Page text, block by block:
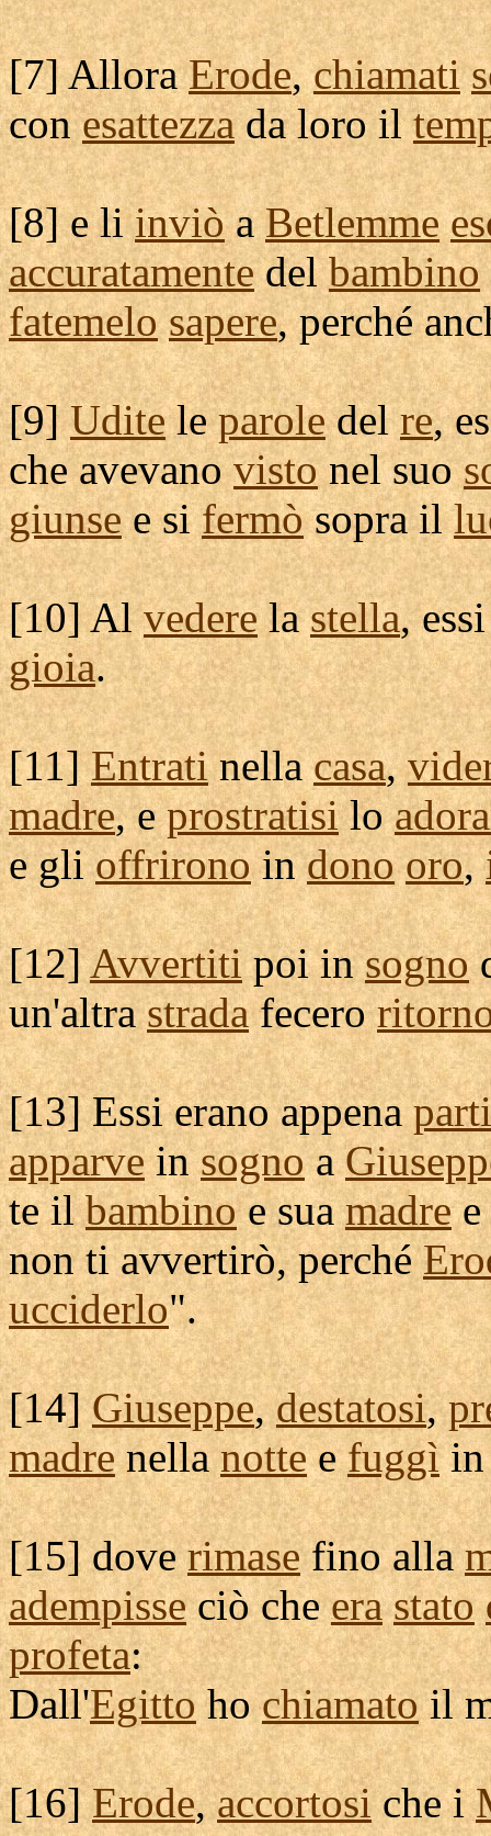
[7] AlloraErode,chiamati
conesattezzada loro il
[8] e liinviòaBetlemme
accuratamentedelbambino
fatemelo sapere, perché
[9]Uditeleparoledelre,
che avevanovistonel suo
giunsee sifermòsopra il
[10] Alvederelastella,
gioia.
[11]Entratinellacasa,
madre, eprostratisilo
e glioffrironoindono oro,
[12]Avvertitipoi insogno
un'altrastradafecero
[13] Essi erano appena
apparveinsognoa
te ilbambinoe suamadree
non tiavvertirò, perché
ucciderlo".
[14]Giuseppe,destatosi,
madrenellanotteefuggì
[15] doverimasefino alla
adempisseciò cheera stato
profeta:
Dall'Egittohochiamatoil
[16]Erode,accortosiche i